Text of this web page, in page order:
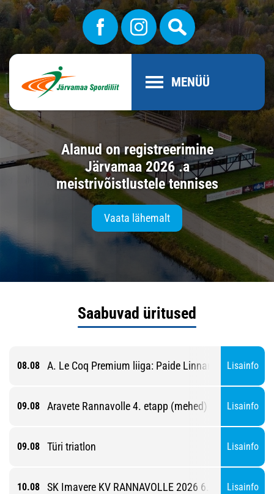
MENÜÜ
Alanud on registreerimine
Järvamaa 2026 .a
meistrivõistlustele tennises
Vaata lähemalt
Saabuvad üritused
08.08 A. Le Coq Premium liiga: Paide Linnameeskond -
Lisainfo
09.08 Aravete Rannavolle 4. etapp (mehed) Lisainfo
09.08 Türi triatlon Lisainfo
10.08 SK Imavere KV RANNAVOLLE 2026 6. etappLisainfo